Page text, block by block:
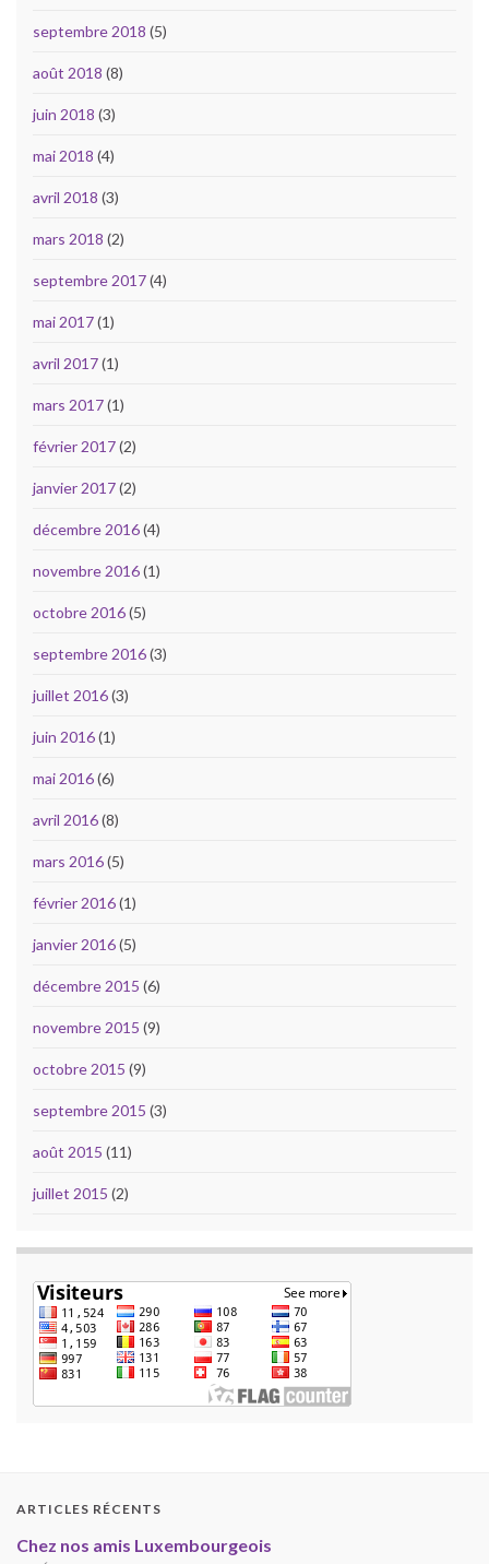
septembre 2018 (5)
août 2018 (8)
juin 2018 (3)
mai 2018 (4)
avril 2018 (3)
mars 2018 (2)
septembre 2017(4)
mai 2017(1)
avril 2017(1)
mars 2017(1)
février 2017(2)
janvier 2017(2)
décembre 2016(4)
novembre 2016(1)
octobre 2016(5)
septembre 2016(3)
juillet 2016(3)
juin 2016(1)
mai 2016(6)
avril 2016(8)
mars 2016(5)
février 2016(1)
janvier 2016(5)
décembre 2015 (6)
novembre 2015 (9)
octobre 2015 (9)
septembre 2015 (3)
août 2015 (11)
juillet 2015 (2)
ARTICLES RÉCENTS
Chez nos amis Luxembourgeois